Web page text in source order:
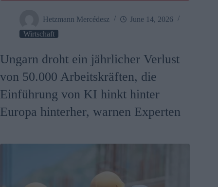
Hetzmann Mercédesz
June 14, 2026
Wirtschaft
Ungarn droht ein jährlicher Verlust
von 50.000 Arbeitskräften, die
Einführung von KI hinkt hinter
Europa hinterher, warnen Experten